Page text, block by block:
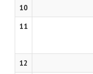
10
11
12